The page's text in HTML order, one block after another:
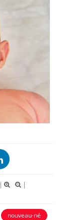
|
|
nouveau-né